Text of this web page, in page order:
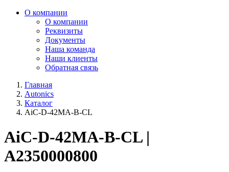
О компании
О компании
Реквизиты
Документы
Наша команда
Наши клиенты
Обратная связь
Главная
Autonics
Каталог
AiC-D-42MA-B-CL
AiC-D-42MA-B-CL |
A2350000800